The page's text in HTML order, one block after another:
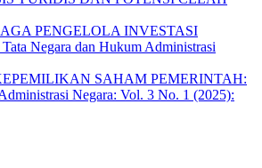
PENGELOLA INVESTASI
Negara dan Hukum Administrasi
SAHAM PEMERINTAH:
Negara: Vol. 3 No. 1 (2025):